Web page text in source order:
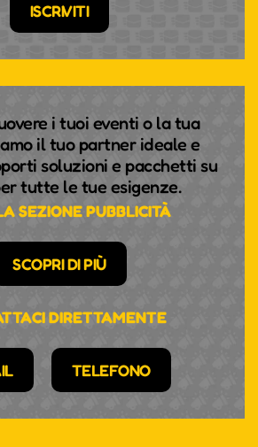
ISCRIVITI
i tuoi eventi o la tua
il tuo partner ideale e
soluzioni e pacchetti su
tutte le tue esigenze.
SEZIONE PUBBLICITÀ
SCOPRI DI PIÙ
DIRETTAMENTE
TELEFONO